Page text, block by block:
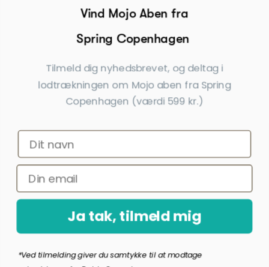
Begivenheder
Inspiration
Tilmeld dig nyhedsbrevet
Få nyheder, tips og tilbud før andre
Ja tak, tilmeld mig
af Dahls Gravering til at sende nyhedsbreve og kampagnetilbud. Afmelding kan
altid ske nederst i nyhedsbrevet.
Vind Mojo Aben fra
Spring Copenhagen
Tilmeld dig nyhedsbrevet, og deltag i
lodtrækningen om Mojo aben fra Spring
Copenhagen (værdi 599 kr.)
Ja tak, tilmeld mig
*Ved tilmelding giver du samtykke til at modtage